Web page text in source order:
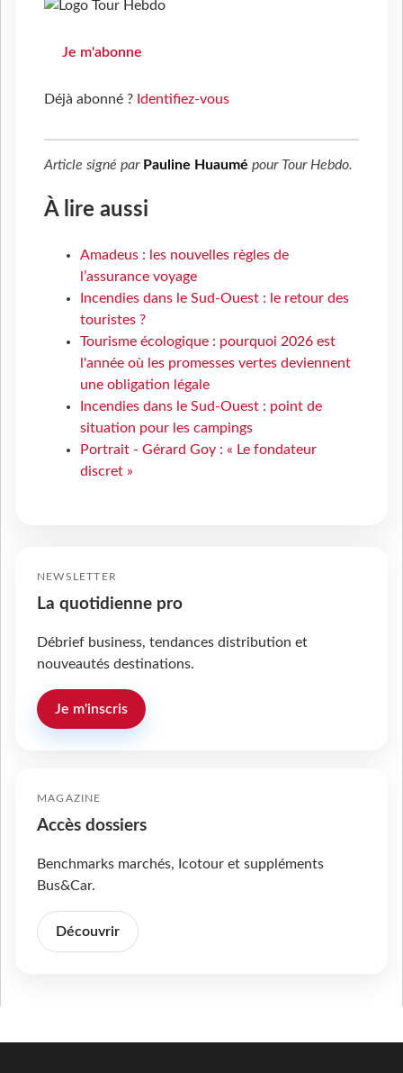
Je m'abonne
Déjà abonné ? Identifiez-vous
Article signé par Pauline Huaumé pour Tour Hebdo.
À lire aussi
Amadeus : les nouvelles règles de
l’assurance voyage
Incendies dans le Sud-Ouest : le retour des
touristes ?
Tourisme écologique : pourquoi 2026 est
l'année où les promesses vertes deviennent
une obligation légale
Incendies dans le Sud-Ouest : point de
situation pour les campings
Portrait - Gérard Goy : « Le fondateur
discret »
NEWSLETTER
La quotidienne pro
Débrief business, tendances distribution et
nouveautés destinations.
Je m'inscris
MAGAZINE
Accès dossiers
Benchmarks marchés, Icotour et suppléments
Bus&Car.
Découvrir